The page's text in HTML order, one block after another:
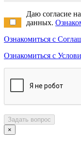
Даю согласие
данных.
Ознакомиться с
Ознакомиться с
Задать вопрос
×